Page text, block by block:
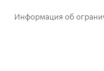
Информация об